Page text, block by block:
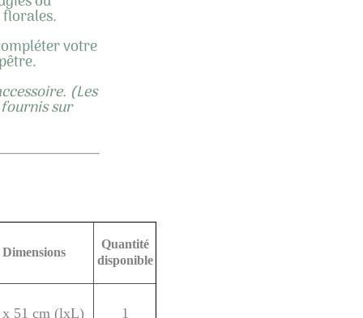
votre
(Les
sur
Dimensions
Quantité
disponible
x 51 cm (lxL) 1